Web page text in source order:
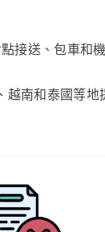
送、包車和
南和泰國等